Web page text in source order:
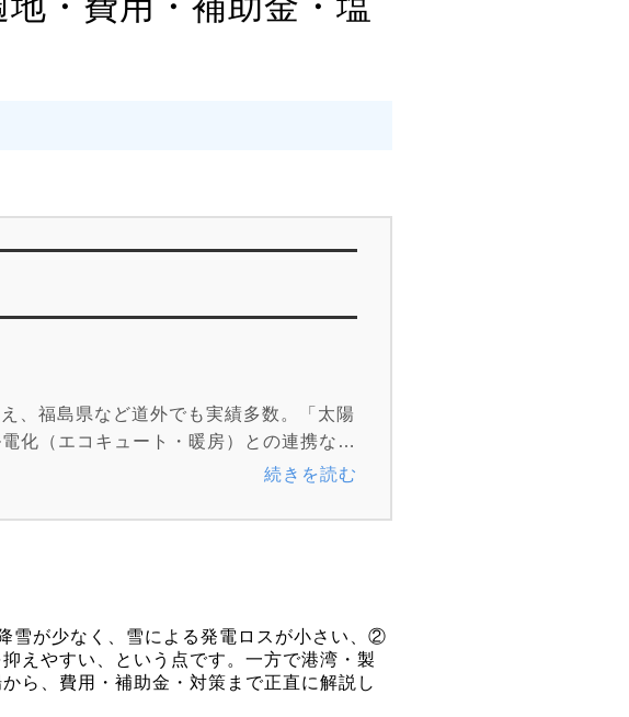
、福島県など道外でも実績多数。「太陽
化（エコキュート・暖房）との連携な
ォローまでトータルでサポートします。
ロフィール・実績・対談は監修者紹介ペー
続きを読む
雪が少なく、雪による発電ロスが小さい、②
えやすい、という点です。一方で港湾・製
ら、費用・補助金・対策まで正直に解説し